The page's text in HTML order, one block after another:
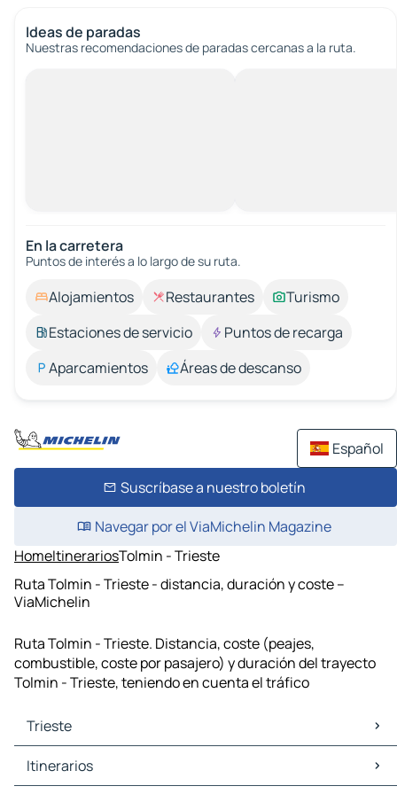
Ideas de paradas
Nuestras recomendaciones de paradas cercanas a la ruta.
En la carretera
Puntos de interés a lo largo de su ruta.
Alojamientos Restaurantes
Turismo
Estaciones de servicio
Puntos de recarga
Aparcamientos
Áreas de descanso
Español
Suscríbase a nuestro boletín
Navegar por el ViaMichelin Magazine
HomeItinerariosTolmin - Trieste
Ruta Tolmin - Trieste - distancia, duración y coste –
ViaMichelin
Ruta Tolmin - Trieste. Distancia, coste (peajes,
combustible, coste por pasajero) y duración del trayecto
Tolmin - Trieste, teniendo en cuenta el tráfico
Trieste
Trieste Mapas Planos
Trieste Trafico
Itinerarios